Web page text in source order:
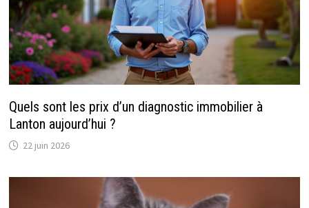
Quels sont les prix d’un diagnostic immobilier à
Lanton aujourd’hui ?
22 juin 2026